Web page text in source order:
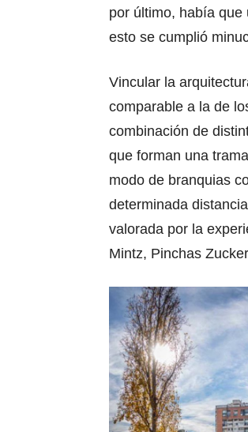
por último, había que
esto se cumplió
Vincular la
comparable a la de
combinación de
que forman una
modo de branquias
determinada
valorada por la
Mintz, Pinchas